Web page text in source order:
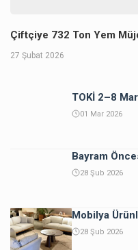
Çiftçiye 732 Ton Yem
27 Şubat 2026
TOKİ 2–8
01 Mar 2026
Bayram
28 Şub 2026
Mobilya
28 Şub 2026